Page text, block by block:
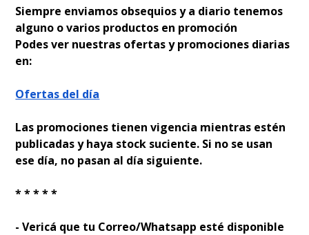
Siempre enviamos obsequios y a diario tenemos
alguno o varios productos en promoción
Podes ver nuestras ofertas y promociones diarias
en:
Ofertas del día
Las promociones tienen vigencia mientras estén
publicadas y haya stock suficiente. Si no se usan
ese día, no pasan al día siguiente.
* * * * *
- Verificá que tu Correo/Whatsapp esté disponible